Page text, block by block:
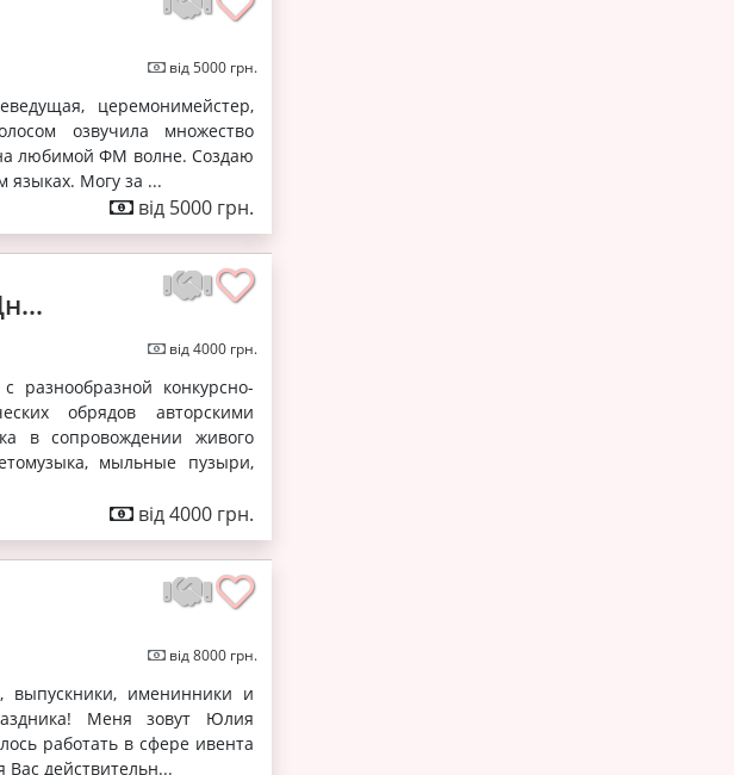
від 5000 грн.
церемонимейстер,
озвучила множество
любимой ФМ волне. Создаю
языках. Могу за ...
від 5000 грн.
від 4000 грн.
разнообразной конкурсно-
обрядов авторскими
в сопровождении живого
мыльные пузыри,
від 4000 грн.
від 8000 грн.
выпускники, именинники и
Меня зовут Юлия
работать в сфере ивента
действительн...